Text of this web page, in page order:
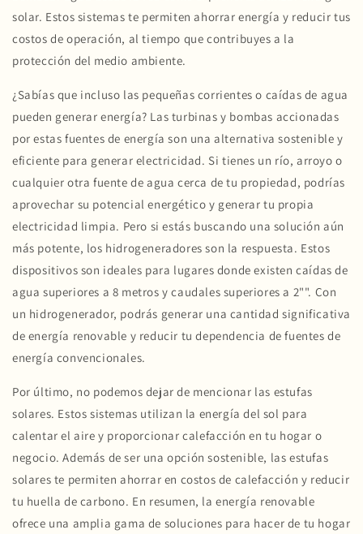
solar. Estos sistemas te permiten ahorrar energía y reducir tus
costos de operación, al tiempo que contribuyes a la
protección del medio ambiente.
¿Sabías que incluso las pequeñas corrientes o caídas de agua
pueden generar energía? Las turbinas y bombas accionadas
por estas fuentes de energía son una alternativa sostenible y
eficiente para generar electricidad. Si tienes un río, arroyo o
cualquier otra fuente de agua cerca de tu propiedad, podrías
aprovechar su potencial energético y generar tu propia
electricidad limpia. Pero si estás buscando una solución aún
más potente, los hidrogeneradores son la respuesta. Estos
dispositivos son ideales para lugares donde existen caídas de
agua superiores a 8 metros y caudales superiores a 2"". Con
un hidrogenerador, podrás generar una cantidad significativa
de energía renovable y reducir tu dependencia de fuentes de
energía convencionales.
Por último, no podemos dejar de mencionar las estufas
solares. Estos sistemas utilizan la energía del sol para
calentar el aire y proporcionar calefacción en tu hogar o
negocio. Además de ser una opción sostenible, las estufas
solares te permiten ahorrar en costos de calefacción y reducir
tu huella de carbono. En resumen, la energía renovable
ofrece una amplia gama de soluciones para hacer de tu hogar